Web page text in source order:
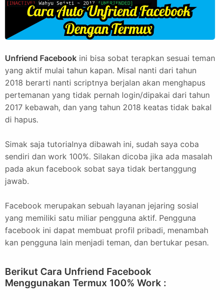
Unfriend Facebook ini bisa sobat terapkan sesuai teman
yang aktif mulai tahun kapan. Misal nanti dari tahun
2018 berarti nanti scriptnya berjalan akan menghapus
pertemanan yang tidak pernah login/dipakai dari tahun
2017 kebawah, dan yang tahun 2018 keatas tidak bakal
di hapus.
Simak saja tutorialnya dibawah ini, sudah saya coba
sendiri dan work 100%. Silakan dicoba jika ada masalah
pada akun facebook sobat saya tidak bertanggung
jawab.
Facebook merupakan sebuah layanan jejaring sosial
yang memiliki satu miliar pengguna aktif. Pengguna
facebook ini dapat membuat profil pribadi, menambah
kan pengguna lain menjadi teman, dan bertukar pesan.
Berikut Cara Unfriend Facebook
Menggunakan Termux 100% Work :